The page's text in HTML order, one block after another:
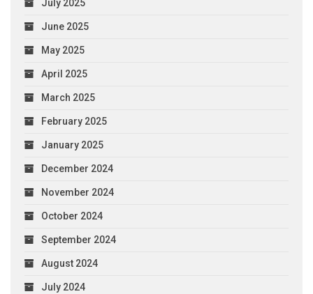
July 2025
June 2025
May 2025
April 2025
March 2025
February 2025
January 2025
December 2024
November 2024
October 2024
September 2024
August 2024
July 2024